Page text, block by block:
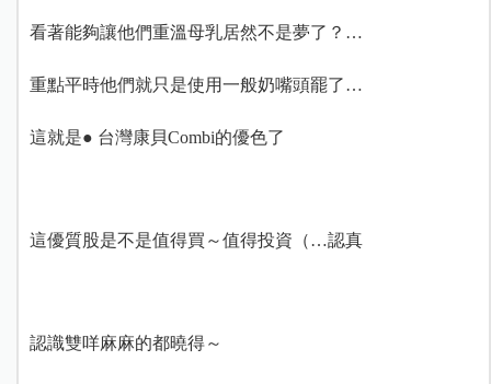
看著能夠讓他們重溫母乳居然不是夢了？…
重點平時他們就只是使用一般奶嘴頭罷了…
這就是● 台灣康貝Combi的優色了
這優質股是不是值得買～值得投資（…認真
認識雙咩麻麻的都曉得～